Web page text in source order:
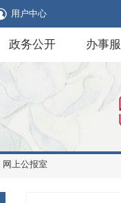
用户中心
政务公开 办事
网上公报室